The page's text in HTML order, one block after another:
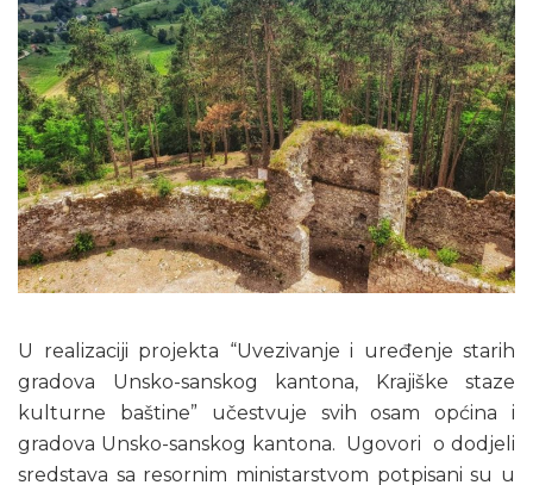
U realizaciji projekta “Uvezivanje i uređenje starih
gradova Unsko-sanskog kantona, Krajiške staze
kulturne baštine” učestvuje svih osam općina i
gradova Unsko-sanskog kantona. Ugovori o dodjeli
sredstava sa resornim ministarstvom potpisani su u